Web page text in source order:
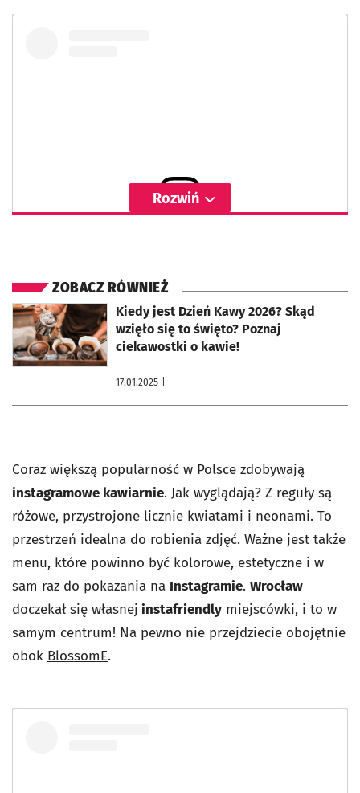
Rozwiń
ZOBACZ RÓWNIEŻ
Kiedy jest Dzień Kawy 2026? Skąd
wzięło się to święto? Poznaj
ciekawostki o kawie!
17.01.2025
otworzy się w nowej karcie
Coraz większą popularność w Polsce zdobywają
instagramowe kawiarnie. Jak wyglądają? Z reguły są
różowe, przystrojone licznie kwiatami i neonami. To
przestrzeń idealna do robienia zdjęć. Ważne jest także
menu, które powinno być kolorowe, estetyczne i w
sam raz do pokazania na Instagramie. Wrocław
doczekał się własnej instafriendly miejscówki, i to w
samym centrum! Na pewno nie przejdziecie obojętnie
obok BlossomE.